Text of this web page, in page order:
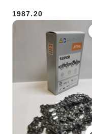
Cena:
1987.20